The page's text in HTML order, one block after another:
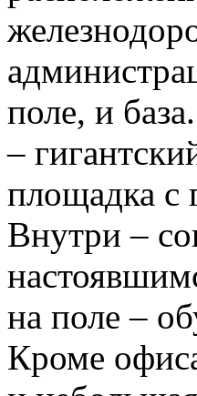
поле, и
–
площадка с
Внутри –
на поле –
Кроме